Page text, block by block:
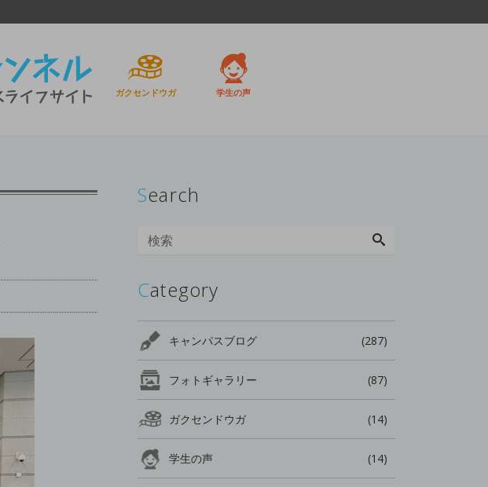
ガクセンドウガ 学生の声
Search
Category
キャンパスブログ (287)
フォトギャラリー (87)
ガクセンドウガ (14)
学生の声 (14)